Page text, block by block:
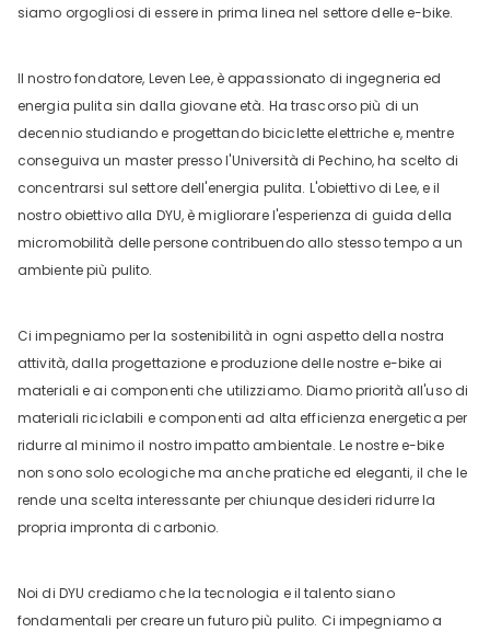
siamo orgogliosi di essere in prima linea nel settore delle e-bike.
Il nostro fondatore, Leven Lee, è appassionato di ingegneria ed
energia pulita sin dalla giovane età. Ha trascorso più di un
decennio studiando e progettando biciclette elettriche e, mentre
conseguiva un master presso l'Università di Pechino, ha scelto di
concentrarsi sul settore dell'energia pulita. L'obiettivo di Lee, e il
nostro obiettivo alla DYU, è migliorare l'esperienza di guida della
micromobilità delle persone contribuendo allo stesso tempo a un
ambiente più pulito.
Ci impegniamo per la sostenibilità in ogni aspetto della nostra
attività, dalla progettazione e produzione delle nostre e-bike ai
materiali e ai componenti che utilizziamo. Diamo priorità all'uso di
materiali riciclabili e componenti ad alta efficienza energetica per
ridurre al minimo il nostro impatto ambientale. Le nostre e-bike
non sono solo ecologiche ma anche pratiche ed eleganti, il che le
rende una scelta interessante per chiunque desideri ridurre la
propria impronta di carbonio.
Noi di DYU crediamo che la tecnologia e il talento siano
fondamentali per creare un futuro più pulito. Ci impegniamo a